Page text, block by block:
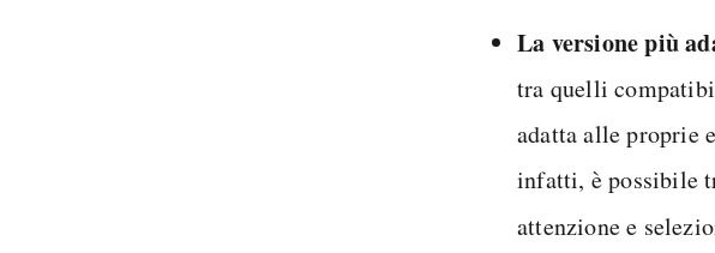
La versione più
tra quelli
adatta alle proprie
infatti, è possibile
attenzione e